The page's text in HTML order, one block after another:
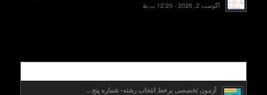
آگوست 2, 2026 - 12:20 ب.ظ
آزمون تخصصی برخط انتخاب رشته- شماره پنج...